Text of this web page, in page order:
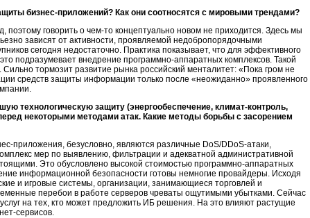
бизнес-приложений? Как они соотносятся с мировыми трендами?
поэтому говорить о чем-то концептуально новом не приходится. Здесь мы
зависят от активности, проявляемой недобропорядочными
сегодня недостаточно. Практика показывает, что для эффективного
подразумевает внедрение программно-аппаратных комплексов. Такой
тормозит развитие рынка российский менталитет: «Пока гром не
средств защиты информации только после «неожиданно» проявленного
технологическую защиту (энергообеспечение, климат-контроль,
некоторыми методами атак. Какие методы борьбы с засорением
приложения, безусловно, являются различные DoS/DDoS-атаки,
мер по выявлению, фильтрации и адекватной административной
Это обусловлено высокой стоимостью программно-аппаратных
информационной безопасности готовы немногие провайдеры. Исходя
и игровые системы, организации, занимающиеся торговлей и
перебои в работе серверов чреваты ощутимыми убытками. Сейчас
на тех, кто может предложить ИБ решения. На это влияют растущие
сервисов.